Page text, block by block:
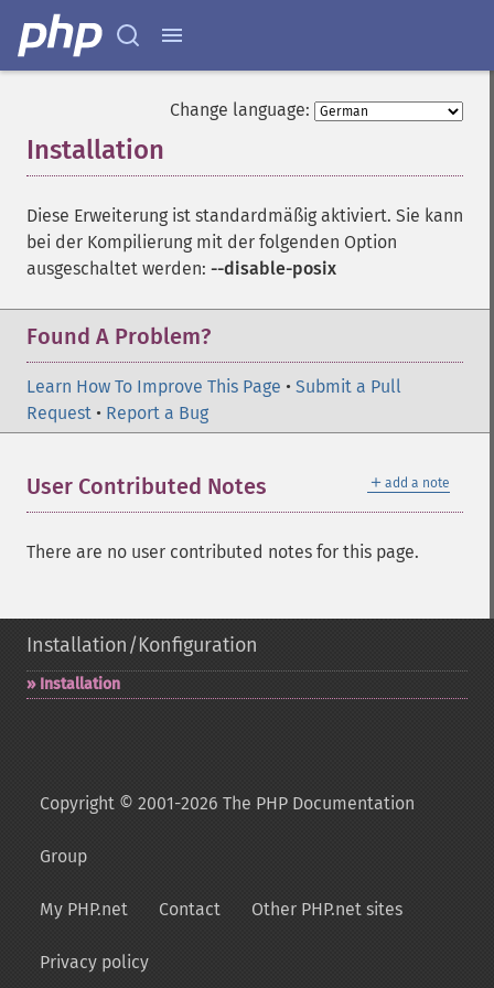
Change language:
Installation
Diese Erweiterung ist standardmäßig aktiviert. Sie kann
bei der Kompilierung mit der folgenden Option
ausgeschaltet werden: --disable-posix
Found A Problem?
Learn How To Improve This Page • Submit a Pull
Request • Report a Bug
＋ add a note
User Contributed Notes
There are no user contributed notes for this page.
Installation/Konfiguration
Installation
Copyright © 2001-2026 The PHP Documentation
Group
My PHP.net Contact Other PHP.net sites
Privacy policy